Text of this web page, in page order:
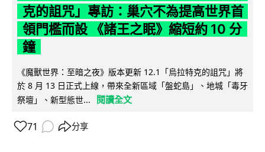
克的詛咒」專訪：巢穴不為提高世界首
領門檻而設 《諸王之眠》縮短約 10 分
鐘
《魔獸世界：至暗之夜》版本更新 12.1「烏拉特克的詛咒」將
於 8 月 13 日正式上線，帶來全新區域「盤蛇島」、地城「毒牙
祭壇」、新型態世...
閱讀全文
71 分享